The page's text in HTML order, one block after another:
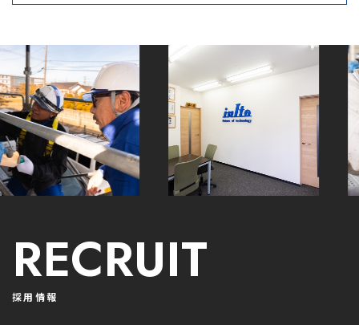
RECRUIT
採用情報